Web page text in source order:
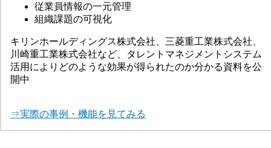
従業員情報の一元管理
組織課題の可視化
キリンホールディングス株式会社、三菱重工業株式会社、
川崎重工業株式会社など、タレントマネジメントシステム
活用によりどのような効果が得られたのか分かる資料を公
開中
⇒実際の事例・機能を見てみる